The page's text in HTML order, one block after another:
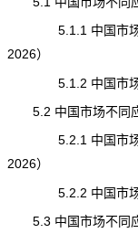
5.1.1 中国市场不
2026）
5.1.2 中国市场不
5.2 中国市场不同应
5.2.1 中国市场不
2026）
5.2.2 中国市场不
5.3 中国市场不同应